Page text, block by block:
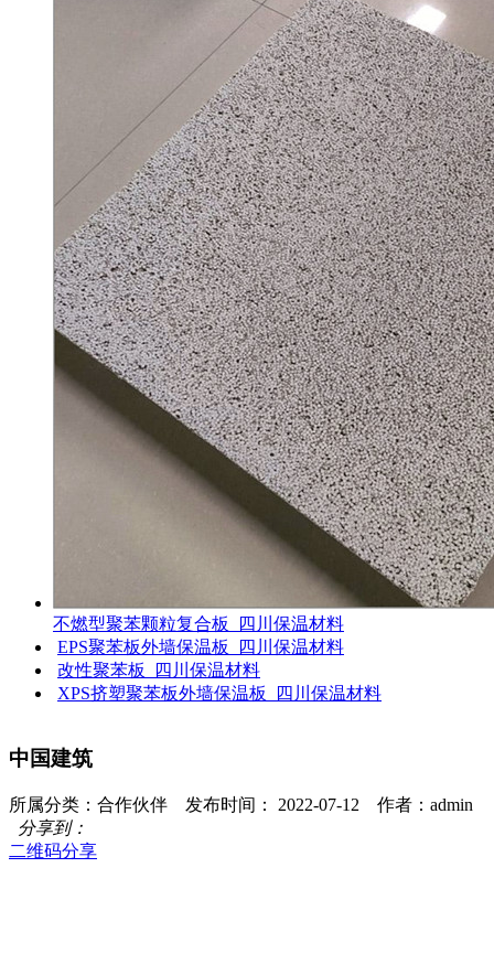
不燃型聚苯颗粒复合板_四川保温材料
EPS聚苯板外墙保温板_四川保温材料
改性聚苯板_四川保温材料
XPS挤塑聚苯板外墙保温板_四川保温材料
中国建筑
所属分类：合作伙伴 发布时间： 2022-07-12 作者：admin
分享到：
二维码分享